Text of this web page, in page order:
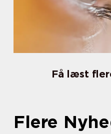
Få læst
Flere